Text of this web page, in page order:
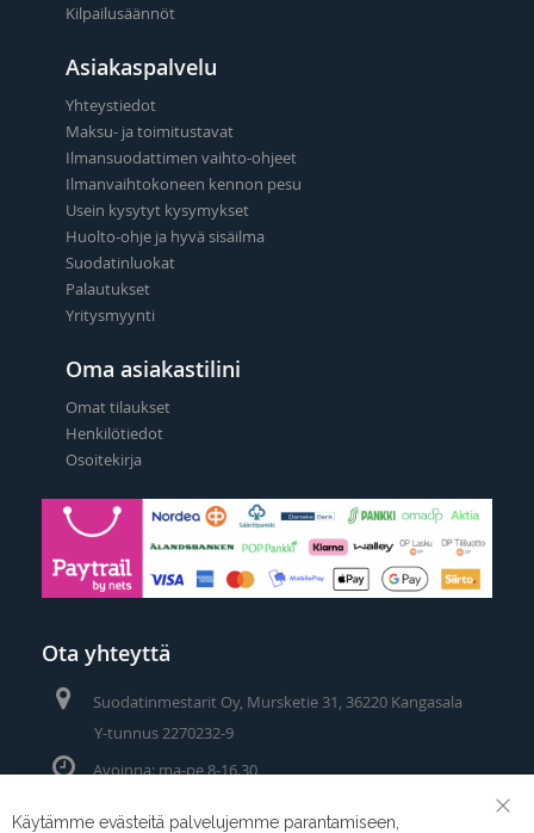
Kilpailusäännöt
Asiakaspalvelu
Yhteystiedot
Maksu- ja toimitustavat
Ilmansuodattimen vaihto-ohjeet
Ilmanvaihtokoneen kennon pesu
Usein kysytyt kysymykset
Huolto-ohje ja hyvä sisäilma
Suodatinluokat
Palautukset
Yritysmyynti
Oma asiakastilini
Omat tilaukset
Henkilötiedot
Osoitekirja
Ota yhteyttä
Suodatinmestarit Oy, Mursketie 31, 36220 Kangasala
Y-tunnus 2270232-9
Avoinna: ma-pe 8-16.30
Puhelin/Whatsapp:
Käytämme evästeitä palvelujemme parantamiseen,